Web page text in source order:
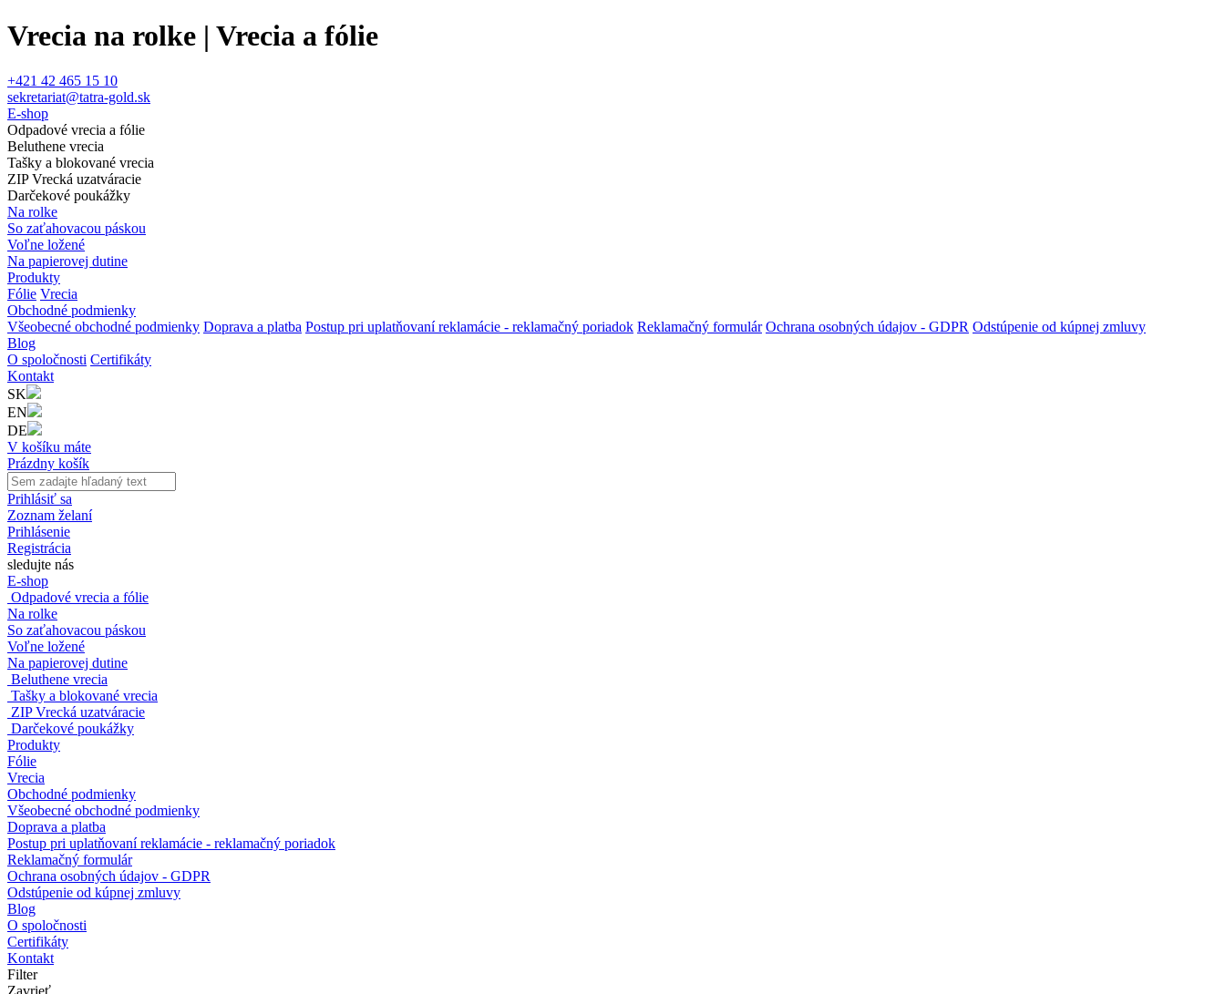
Vrecia na rolke | Vrecia a fólie
+421 42 465 15 10
sekretariat@tatra-gold.sk
E-shop
Odpadové vrecia a fólie
Beluthene vrecia
Tašky a blokované vrecia
ZIP Vrecká uzatváracie
Darčekové poukážky
Na rolke
So zaťahovacou páskou
Voľne ložené
Na papierovej dutine
Produkty
Fólie Vrecia
Obchodné podmienky
Všeobecné obchodné podmienky Doprava a platba Postup pri uplatňovaní reklamácie - reklamačný poriadok Reklamačný formulár Ochrana osobných údajov - GDPR Odstúpenie od kúpnej zmluvy
Blog
O spoločnosti Certifikáty
Kontakt
SK
EN
DE
V košíku máte
Prázdny košík
Prihlásiť sa
Zoznam želaní
Prihlásenie
Registrácia
sledujte nás
E-shop
Odpadové vrecia a fólie
Na rolke
So zaťahovacou páskou
Voľne ložené
Na papierovej dutine
Beluthene vrecia
Tašky a blokované vrecia
ZIP Vrecká uzatváracie
Darčekové poukážky
Produkty
Fólie
Vrecia
Obchodné podmienky
Všeobecné obchodné podmienky
Doprava a platba
Postup pri uplatňovaní reklamácie - reklamačný poriadok
Reklamačný formulár
Ochrana osobných údajov - GDPR
Odstúpenie od kúpnej zmluvy
Blog
O spoločnosti
Certifikáty
Kontakt
Filter
Zavrieť